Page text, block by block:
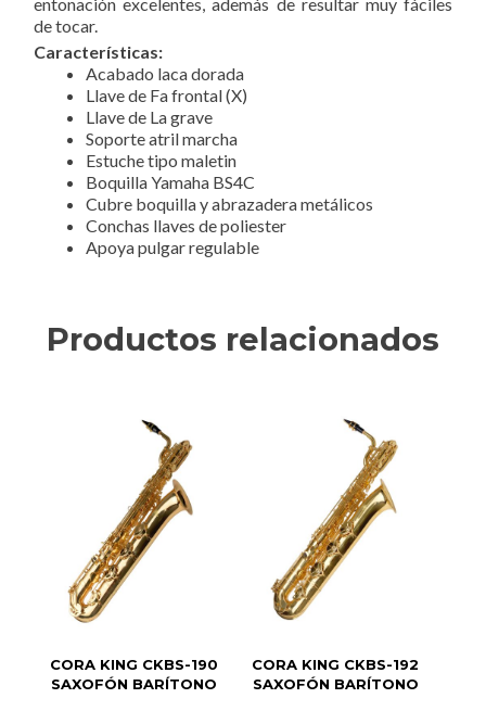
entonación excelentes, además de resultar muy fáciles
de tocar.
Características:
Acabado laca dorada
Llave de Fa frontal (X)
Llave de La grave
Soporte atril marcha
Estuche tipo maletin
Boquilla Yamaha BS4C
Cubre boquilla y abrazadera metálicos
Conchas llaves de poliester
Apoya pulgar regulable
Productos relacionados
CORA KING CKBS-190
SAXOFÓN BARÍTONO
CORA KING CKBS-192
SAXOFÓN BARÍTONO